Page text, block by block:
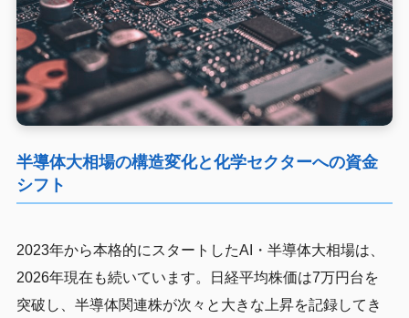
半導体大相場の構造変化と化学セクターへの資金
シフト
2023年から本格的にスタートしたAI・半導体大相場は、
2026年現在も続いています。日経平均株価は7万円台を
突破し、半導体関連株が次々と大きな上昇を記録してき